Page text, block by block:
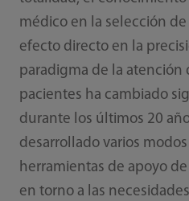
médico en la selección
efecto directo en la
paradigma de la atención
pacientes ha cambiado
durante los últimos 20
desarrollado varios
herramientas de apoyo
en torno a las